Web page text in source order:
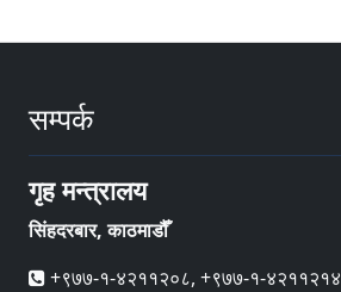
सम्पर्क
गृह मन्त्रालय
सिंहदरबार, काठमाडौँ
+९७७-१-४२११२०८, +९७७-१-४२११२१४